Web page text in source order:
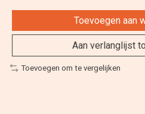
Toevoegen aan
Aan verlanglijst
Toevoegen om te vergelijken